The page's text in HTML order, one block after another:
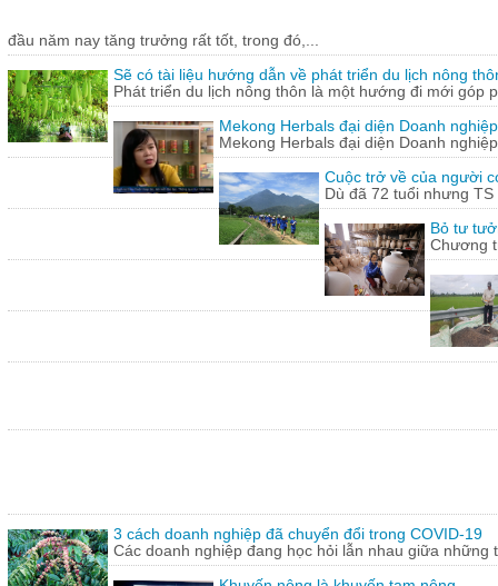
đầu năm nay tăng trưởng rất tốt, trong đó,...
Sẽ có tài liệu hướng dẫn về phát triển du lịch nông
Phát triển du lịch nông thôn là một hướng đi mới góp
Mekong Herbals đại diện Doanh
Mekong Herbals đại diện Doanh
Cuộc trở về của người
Dù đã 72 tuổi nhưng
Bỏ tư
Chương
3 cách doanh nghiệp đã chuyển đổi trong COVID-19
Các doanh nghiệp đang học hỏi lẫn nhau giữa những